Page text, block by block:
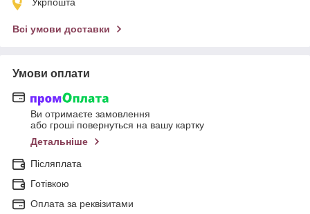
Укрпошта
Всі умови доставки
Умови оплати
Ви отримаєте замовлення
або гроші повернуться на вашу картку
Детальніше
Післяплата
Готівкою
Оплата за реквізитами